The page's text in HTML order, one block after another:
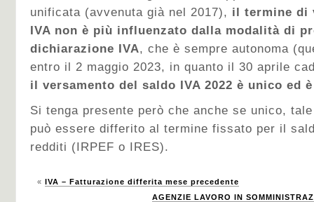
unificata (avvenuta già nel 2017), il termine di
IVA non è più influenzato dalla modalità di
dichiarazione IVA, che è sempre autonoma
entro il 2 maggio 2023, in quanto il 30 aprile
il versamento del saldo IVA 2022 è unico ed
Si tenga presente però che anche se unico,
può essere differito al termine fissato per il
redditi (IRPEF o IRES).
« IVA – Fatturazione differita mese precedente
AGENZIE LAVORO IN